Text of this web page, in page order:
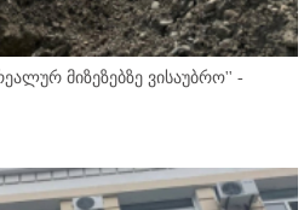
მიზეზებზე ვისაუბრო'' -